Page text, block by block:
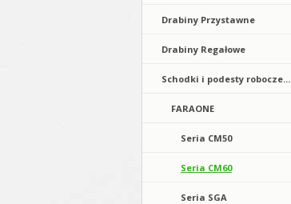
Drabiny Przystawne
Drabiny Regałowe
Schodki i podesty robocze...
FARAONE
Seria CM50
Seria CM60
Seria SGA